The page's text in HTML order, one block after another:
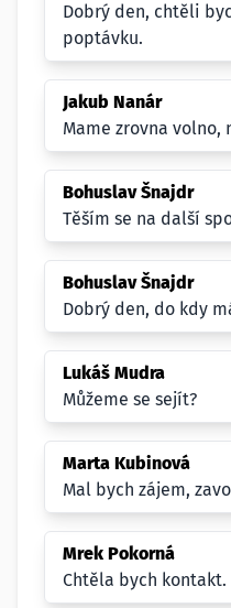
Dobrý den, chtěli
poptávku.
Jakub Nanár
Mame zrovna volno,
Bohuslav Šnajdr
Těším se na další
Bohuslav Šnajdr
Dobrý den, do kdy
Lukáš Mudra
Můžeme se sejít?
Marta Kubinová
Mal bych zájem,
Mrek Pokorná
Chtěla bych kontakt.